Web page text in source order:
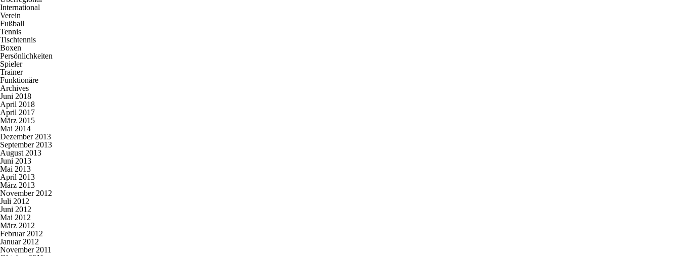
International
Verein
Fußball
Tennis
Tischtennis
Boxen
Persönlichkeiten
Spieler
Trainer
Funktionäre
Archives
Juni 2018
April 2018
April 2017
März 2015
Mai 2014
Dezember 2013
September 2013
August 2013
Juni 2013
Mai 2013
April 2013
März 2013
November 2012
Juli 2012
Juni 2012
Mai 2012
März 2012
Februar 2012
Januar 2012
November 2011